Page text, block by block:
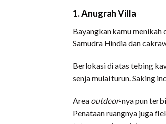
1. Anugrah Villa
Bayangkan kamu menikah
Samudra Hindia dan
Berlokasi di atas tebing
senja mulai turun. Saking
Area outdoor-nya pun
Penataan ruangnya juga